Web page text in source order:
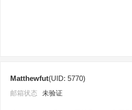
Matthewfut(UID: 5770)
邮箱状态 未验证